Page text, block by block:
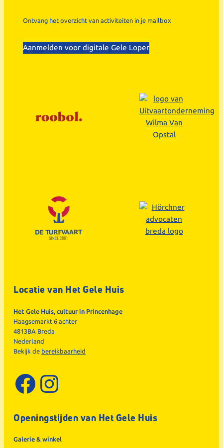
Ontvang het overzicht van activiteiten in je mailbox
Aanmelden voor digitale Gele Loper
Locatie van Het Gele Huis
Het Gele Huis, cultuur in Princenhage
Haagsemarkt 6 achter
4813BA Breda
Nederland
Bekijk de bereikbaarheid
Facebook
Instagram
Openingstijden van Het Gele Huis
Galerie & winkel